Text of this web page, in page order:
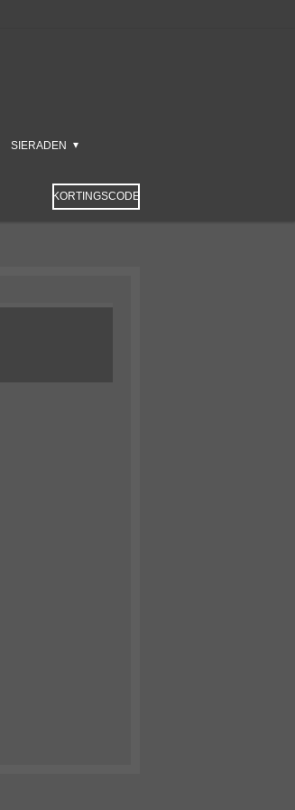
SIERADEN
KORTINGSCODE